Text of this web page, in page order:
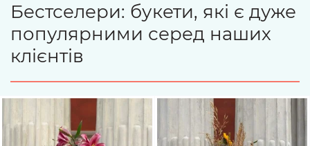
Бестселери: букети, які є дуже
популярними серед наших
клієнтів